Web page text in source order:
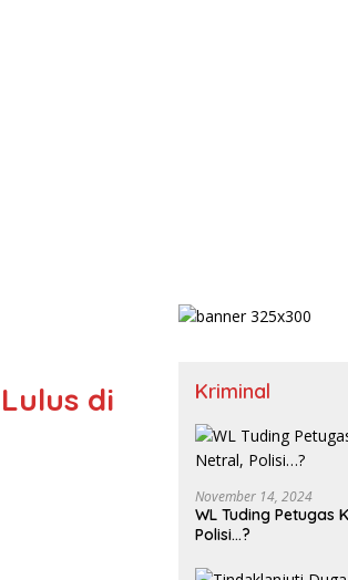
di
Kriminal
November 14, 2024
WL Tuding Petugas
Polisi…?